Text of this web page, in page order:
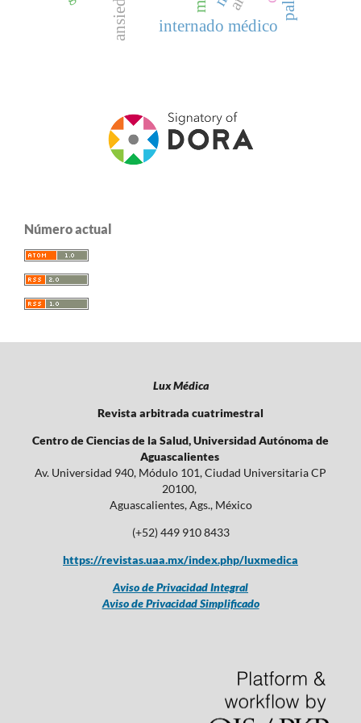
internado médico
Número actual
Lux Médica
Revista arbitrada cuatrimestral
Centro de Ciencias de la Salud, Universidad Autónoma de
Aguascalientes
Av. Universidad 940, Módulo 101, Ciudad Universitaria CP
20100,
Aguascalientes, Ags., México
(+52) 449 910 8433
https://revistas.uaa.mx/index.php/luxmedica
Aviso de Privacidad Integral
Aviso de Privacidad Simplificado